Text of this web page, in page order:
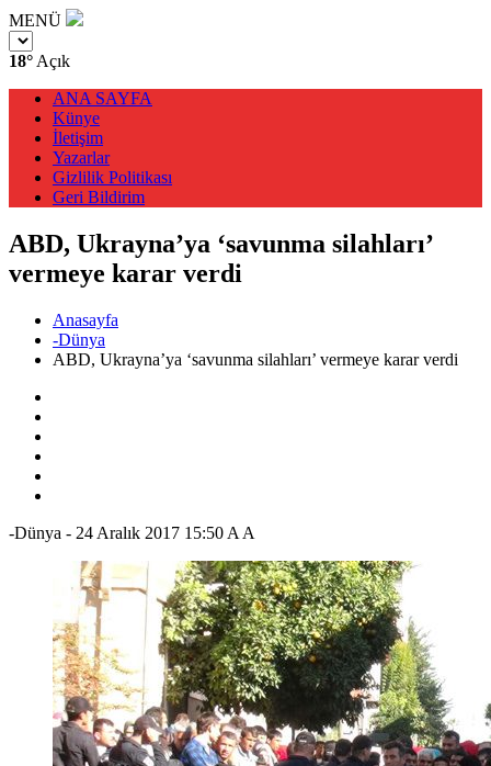
MENÜ
18° Açık
ANA SAYFA
Künye
İletişim
Yazarlar
Gizlilik Politikası
Geri Bildirim
ABD, Ukrayna’ya ‘savunma silahları’
vermeye karar verdi
Anasayfa
-Dünya
ABD, Ukrayna’ya ‘savunma silahları’ vermeye karar verdi
-Dünya - 24 Aralık 2017 15:50 A A